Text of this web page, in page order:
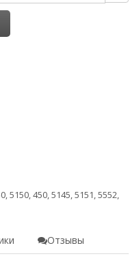
,5150,450,5145,5151,5552,
Отзывы